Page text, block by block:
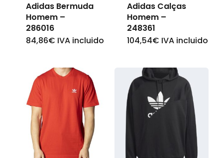
chosen
the
page
chosen
the
page
Adidas Bermuda
Homem –
286016
84,86€ IVA incluido
This
has
multiple
variants.
The
options
may
Adidas Calças
Homem –
248361
104,54€ IVA incluido
This
has
multiple
variants.
options